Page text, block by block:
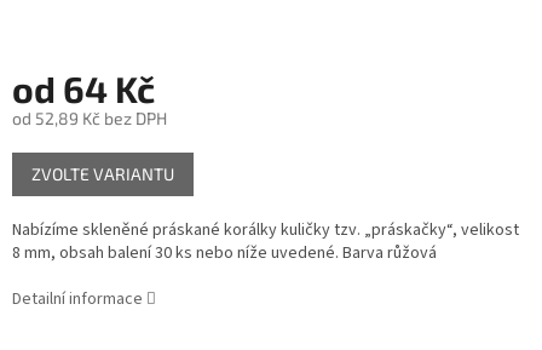
od 64 Kč
od 52,89 Kč bez DPH
Měrná
cena:
ZVOLTE VARIANTU
Nabízíme skleněné práskané korálky kuličky tzv. „práskačky“, velikost
8 mm, obsah balení 30 ks nebo níže uvedené. Barva růžová
Detailní informace